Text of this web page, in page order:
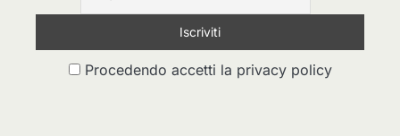
Procedendo accetti la privacy policy